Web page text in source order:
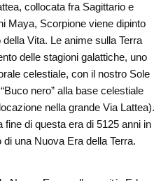
collocata fra Sagittario e
Maya, Scorpione viene dipinto
Vita. Le anime sulla Terra
delle stagioni galattiche, uno
celestiale, con il nostro Sole
nero” alla base celestiale
nella grande Via Lattea).
fine di questa era di 5125 anni in
una Nuova Era della Terra.